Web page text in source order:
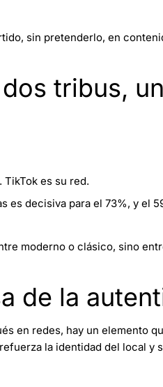
sin pretenderlo, en
tribus,
es su red.
es decisiva para el 73%, y el
moderno o clásico, sino
de la
en redes, hay un elemento
la identidad del local y